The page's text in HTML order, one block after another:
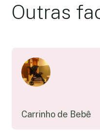
Outras
Carrinho de Bebê